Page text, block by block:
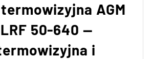
AGM
50-640 —
i